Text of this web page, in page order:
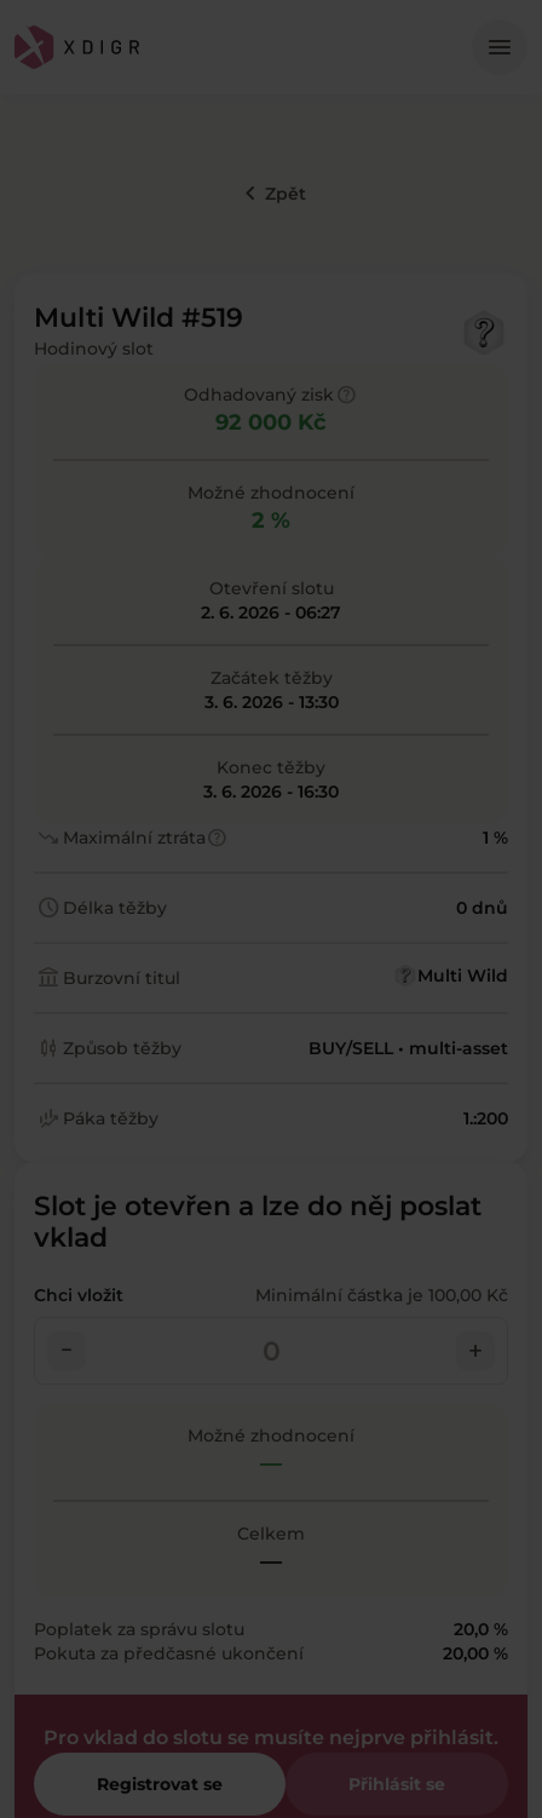
menu
keyboard_arrow_left Zpět
Multi Wild #519
Hodinový slot
Odhadovaný zisk
92 000 Kč
Možné zhodnocení
2 %
Otevření slotu
2. 6. 2026 - 06:27
Začátek těžby
3. 6. 2026 - 13:30
Konec těžby
3. 6. 2026 - 16:30
trending_down Maximální ztrátahelp 1 %
schedule Délka těžby 0 dnů
account_balance Burzovní titul Multi Wild
candlestick_chart Způsob těžby BUY/SELL • multi-asset
finance_mode Páka těžby 1.:200
Slot je otevřen a lze do něj poslat
vklad
Chci vložit Minimální částka je 100,00 Kč
check_indeterminate_small add
Možné zhodnocení
—
Celkem
—
Poplatek za správu slotu
20,0 %
Pokuta za předčasné ukončení
20,00 %
Pro vklad do slotu se musíte nejprve přihlásit.
Registrovat se Přihlásit se